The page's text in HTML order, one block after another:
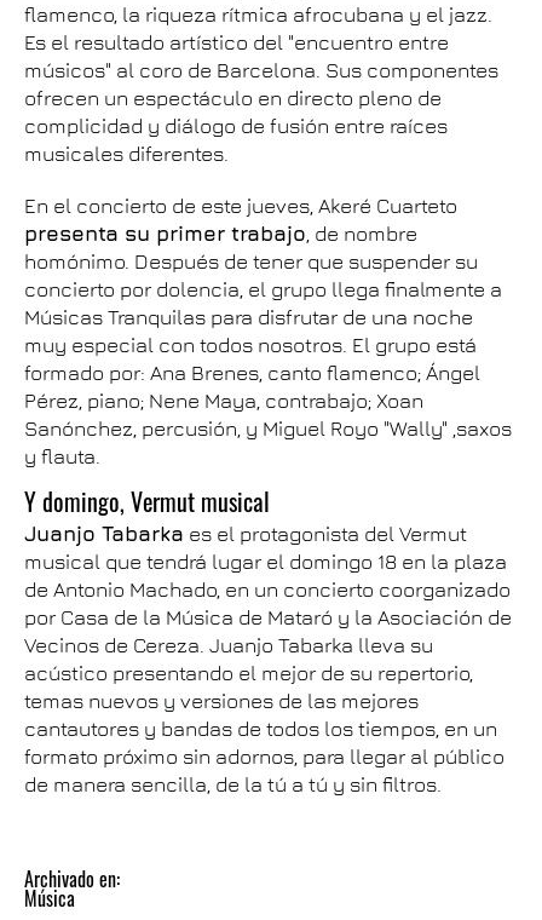
flamenco, la riqueza rítmica afrocubana y el jazz.
Es el resultado artístico del "encuentro entre
músicos" al coro de Barcelona. Sus componentes
ofrecen un espectáculo en directo pleno de
complicidad y diálogo de fusión entre raíces
musicales diferentes.
En el concierto de este jueves, Akeré Cuarteto
presenta su primer trabajo, de nombre
homónimo. Después de tener que suspender su
concierto por dolencia, el grupo llega finalmente a
Músicas Tranquilas para disfrutar de una noche
muy especial con todos nosotros. El grupo está
formado por: Ana Brenes, canto flamenco; Ángel
Pérez, piano; Nene Maya, contrabajo; Xoan
Sanónchez, percusión, y Miguel Royo "Wally" ,saxos
y flauta.
Y domingo, Vermut musical
Juanjo Tabarka es el protagonista del Vermut
musical que tendrá lugar el domingo 18 en la plaza
de Antonio Machado, en un concierto coorganizado
por Casa de la Música de Mataró y la Asociación de
Vecinos de Cereza. Juanjo Tabarka lleva su
acústico presentando el mejor de su repertorio,
temas nuevos y versiones de las mejores
cantautores y bandas de todos los tiempos, en un
formato próximo sin adornos, para llegar al público
de manera sencilla, de la tú a tú y sin filtros.
Archivado en:
Música